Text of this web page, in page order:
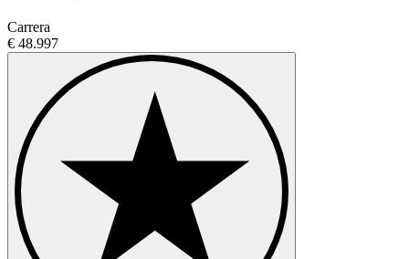
Carrera
€ 48.997